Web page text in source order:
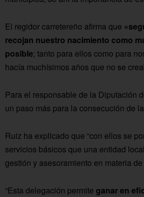
El regidor carretereño afirma que
recojan nuestro nacimiento como
posible; tanto para ellos como para
hacía muchísimos años que no se
Para el responsable de la Diputación
un paso más para la consecución de
Ruiz ha explicado que “con ellos se
servicios básicos que una entidad
gestión y asesoramiento en materia de
“Esta delegación permite ganar en